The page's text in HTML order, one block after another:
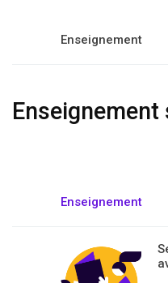
Enseignement
Enseignement
Enseignement